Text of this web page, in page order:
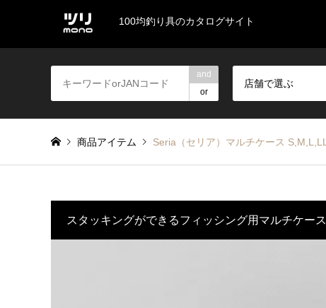
100均釣り具のカタログサイト
and
or
店舗で選ぶ
商品アイテム Seria（セリア）マルチケース S,M,L,LL
スタッキングができるフィッシング用マルチケース